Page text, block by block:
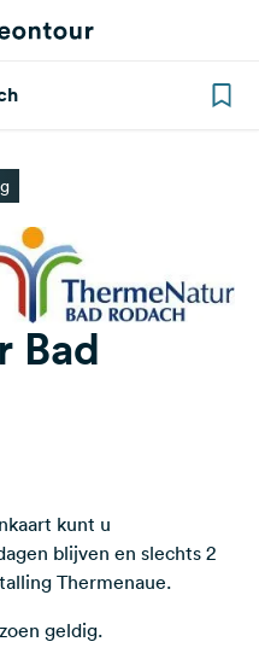
Bad
kunt u
blijven en slechts 2
Thermenaue.
geldig.